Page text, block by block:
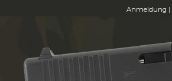
Anmeldung |